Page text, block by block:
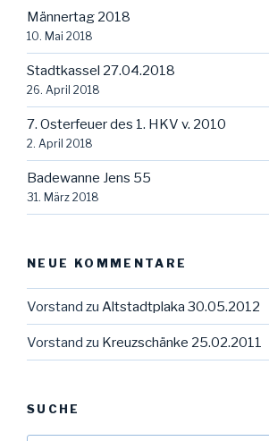
Männertag 2018
10. Mai 2018
Stadtkassel 27.04.2018
26. April 2018
7. Osterfeuer des 1. HKV v. 2010
2. April 2018
Badewanne Jens 55
31. März 2018
NEUE KOMMENTARE
Vorstand zu Altstadtplaka 30.05.2012
Vorstand zu Kreuzschänke 25.02.2011
SUCHE